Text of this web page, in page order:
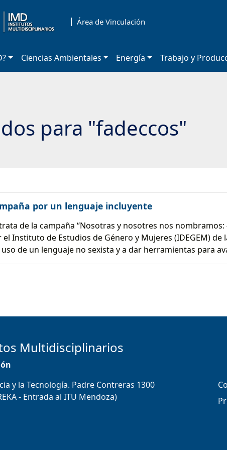
Área de Vinculación
Ciencias Ambientales Energía Trabajo y
para "fadeccos"
por un lenguaje incluyente
de la campaña “Nosotras y nosotres nos
el Instituto de Estudios de Género y Mujeres (IDEGEM)
de un lenguaje no sexista y a dar herramientas para
Multidisciplinarios
y la Tecnología. Padre Contreras 1300
- Entrada al ITU Mendoza)